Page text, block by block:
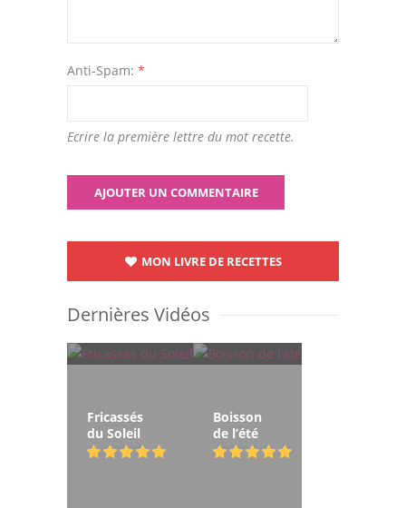
Anti-Spam: *
Ecrire la première lettre du mot recette.
MON LIVRE DE RECETTES
Dernières Vidéos
Fricassés
du Soleil
Boisson
de l’été